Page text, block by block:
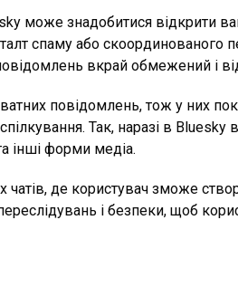
може знадобитися відкрити
спаму або скоординованого
вкрай обмежений і
повідомлень, тож у них
Так, наразі в
інші форми медіа.
чатів, де користувач зможе
і безпеки, щоб